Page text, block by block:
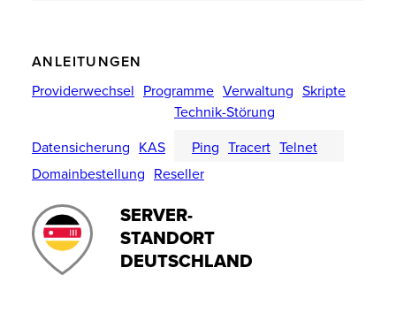
ANLEITUNGEN
Providerwechsel Programme Verwaltung Skripte
Datensicherung KAS
Technik-Störung
Ping Tracert Telnet
Domainbestellung Reseller
SERVER-
STANDORT
DEUTSCHLAND